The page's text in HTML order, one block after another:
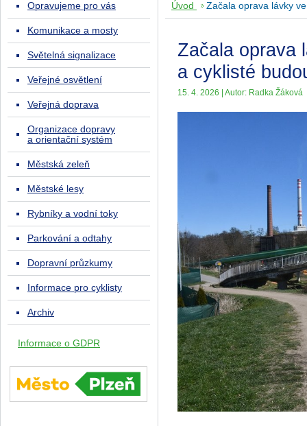
Úvod Začala oprava lávky
Začala oprava
a cyklisté
15. 4. 2026 | Autor: Radka Žáková
Opravujeme pro vás
Komunikace a mosty
Světelná signalizace
Veřejné osvětlení
Veřejná doprava
Organizace dopravy
a orientační systém
Městská zeleň
Městské lesy
Rybníky a vodní toky
Parkování a odtahy
Dopravní průzkumy
Informace pro cyklisty
Archiv
Informace o GDPR